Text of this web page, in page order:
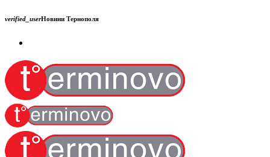
verified_userНовини Тернополя